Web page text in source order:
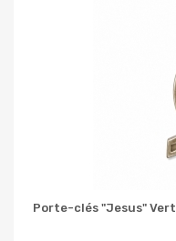
Porte-clés "Jesus" Vert